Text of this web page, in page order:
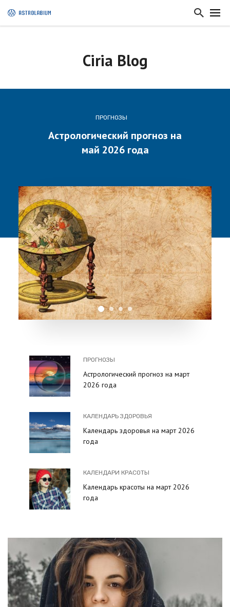
Ciria Blog
ПРОГНОЗЫ
Астрологический прогноз на
май 2026 года
ПРОГНОЗЫ
Астрологический прогноз на март
2026 года
КАЛЕНДАРЬ ЗДОРОВЬЯ
Календарь здоровья на март 2026
года
КАЛЕНДАРИ КРАСОТЫ
Календарь красоты на март 2026
года